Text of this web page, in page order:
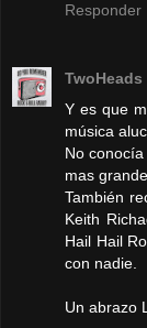
Responder
TwoHeads
Y es que
música
No
mas
También
Keith
Hail Hail
con nadie.
Un abrazo